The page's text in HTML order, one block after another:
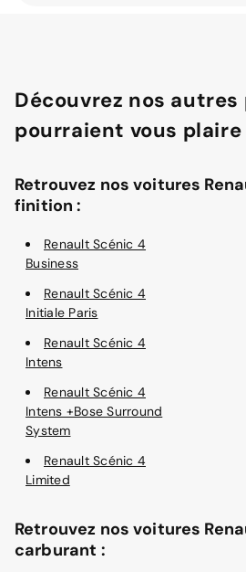
Découvrez nos
pourraient vous plaire
Retrouvez nos voitures
finition :
Renault Scénic 4
Business
Renault Scénic 4
Initiale Paris
Renault Scénic 4
Intens
Renault Scénic 4
Intens +Bose Surround
System
Renault Scénic 4
Limited
Retrouvez nos voitures
carburant :